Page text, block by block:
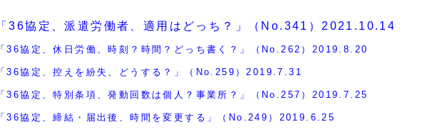
「36協定、派遣労働者、適用はどっち？」（No.341）2021.10.14
「36協定、休日労働、時刻？時間？どっち書く？」（No.262）2019.8.20
「36協定、控えを紛失、どうする？」（No.259）2019.7.31
「36協定、特別条項、発動回数は個人？事業所？」（No.257）2019.7.25
「36協定、締結・届出後、時間を変更する」（No.249）2019.6.25